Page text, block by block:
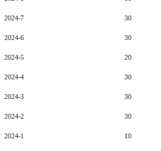
2024-7 30
2024-6 30
2024-5 20
2024-4 30
2024-3 30
2024-2 30
2024-1 10